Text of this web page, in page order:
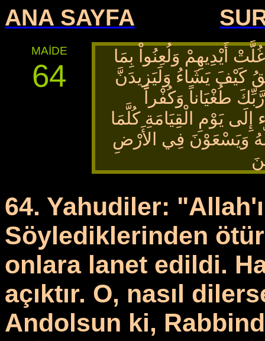
ANA SAYFA
MAİDE
64
أَيْدِيهِمْ وَلُعِنُواْ بِمَا
كَيْفَ يَشَاءُ وَلَيَزِيدَنَّ
طُغْيَاناً وَكُفْراً
إِلَى يَوْمِ الْقِيَامَةِ كُلَّمَا
وَيَسْعَوْنَ فِي الأَرْضِ
64. Yahudiler:
Söylediklerinden
onlara lanet edildi.
açıktır. O, nasıl
Andolsun ki,